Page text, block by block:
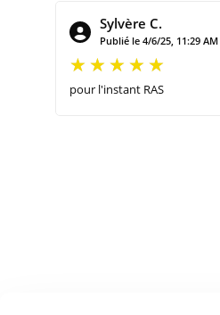
Sylvère C.
Publié le 4/6/25, 11:29 AM
pour l'instant RAS